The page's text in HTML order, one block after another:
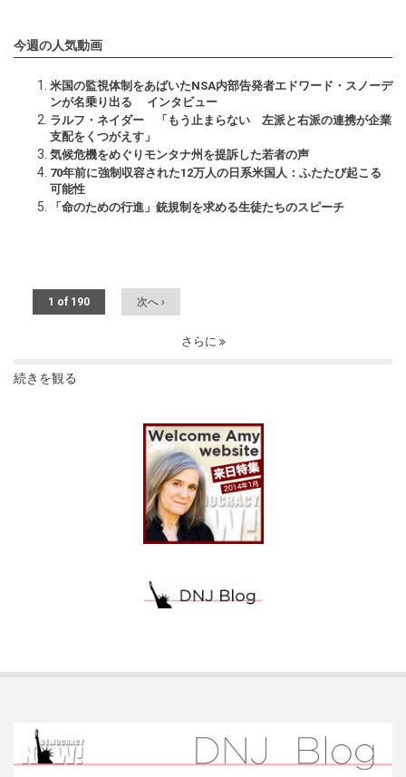
今週の人気動画
米国の監視体制をあばいたNSA内部告発者エドワード・スノーデ
ンが名乗り出る インタビュー
ラルフ・ネイダー 「もう止まらない 左派と右派の連携が企業
支配をくつがえす」
気候危機をめぐりモンタナ州を提訴した若者の声
70年前に強制収容された12万人の日系米国人：ふたたび起こる
可能性
「命のための行進」銃規制を求める生徒たちのスピーチ
1 of 190 次へ ›
さらに
続きを観る